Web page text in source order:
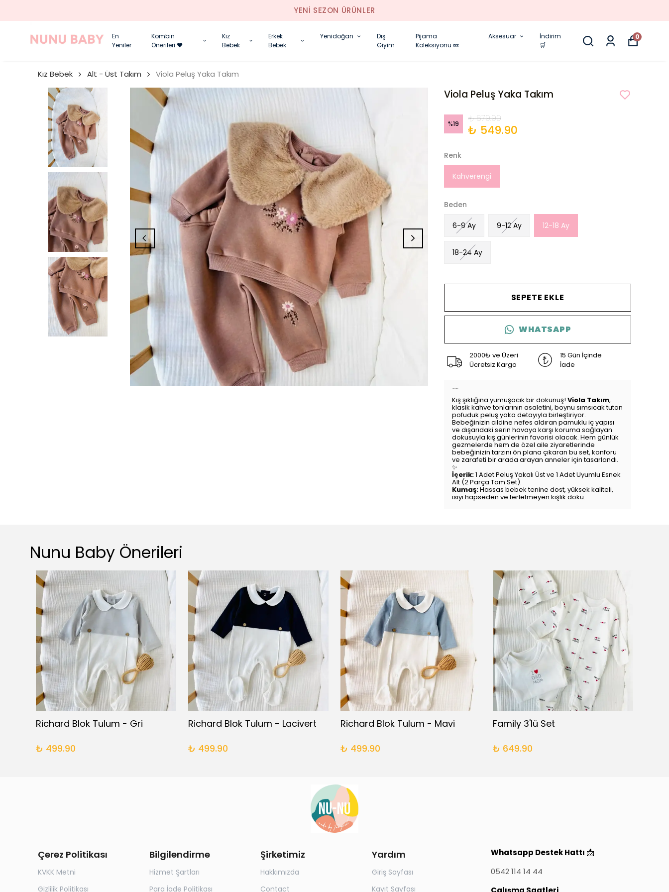
YENI SEZON ÜRÜNLER
En
Yeniler
Kombin
Önerileri ❤️
Kız
Bebek
Erkek
Bebek
Yenidoğan
Dış
Giyim
Pijama
Koleksiyonu 💤
Aksesuar
İndirim
🛒
0
Kız Bebek Alt - Üst Takım Viola Peluş Yaka Takım
Viola Peluş Yaka Takım
%19 ₺ 679.90
₺ 549.90
Renk
Kahverengi
Beden
6-9 Ay 9-12 Ay 12-18 Ay
18-24 Ay
SEPETE EKLE
WHATSAPP
2000₺ ve Üzeri
Ücretsiz Kargo
15 Gün İçinde
İade
Kış şıklığına yumuşacık bir dokunuş! Viola Takım,
klasik kahve tonlarının asaletini, boynu sımsıcak tutan
pofuduk peluş yaka detayıyla birleştiriyor.
Bebeğinizin cildine nefes aldıran pamuklu iç yapısı
ve dışarıdaki serin havaya karşı koruma sağlayan
dokusuyla kış günlerinin favorisi olacak. Hem günlük
gezmelerde hem de özel aile ziyaretlerinde
bebeğinizin tarzını ön plana çıkaran bu set, konforu
ve zarafeti bir arada arayan anneler için tasarlandı.
✨
İçerik:1 Adet Peluş Yakalı Üst ve 1 Adet Uyumlu Esnek
Alt (2 Parça Tam Set).
Kumaş:Hassas bebek tenine dost, yüksek kaliteli,
ısıyı hapseden ve terletmeyen kışlık doku.
Nunu Baby Önerileri
Richard Blok Tulum - Gri
₺ 499.90
Richard Blok Tulum - Lacivert
₺ 499.90
Richard Blok Tulum - Mavi
₺ 499.90
Family 3'lü Set
₺ 649.90
Çerez Politikası
KVKK Metni
Gizlilik Politikası
Bilgilendirme
Hizmet Şartları
Para İade Politikası
Şirketimiz
Hakkımızda
Contact
Yardım
Giriş Sayfası
Kayıt Sayfası
Whatsapp Destek Hattı 📩
0542 114 14 44